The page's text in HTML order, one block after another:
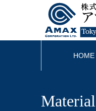
HOME
Material